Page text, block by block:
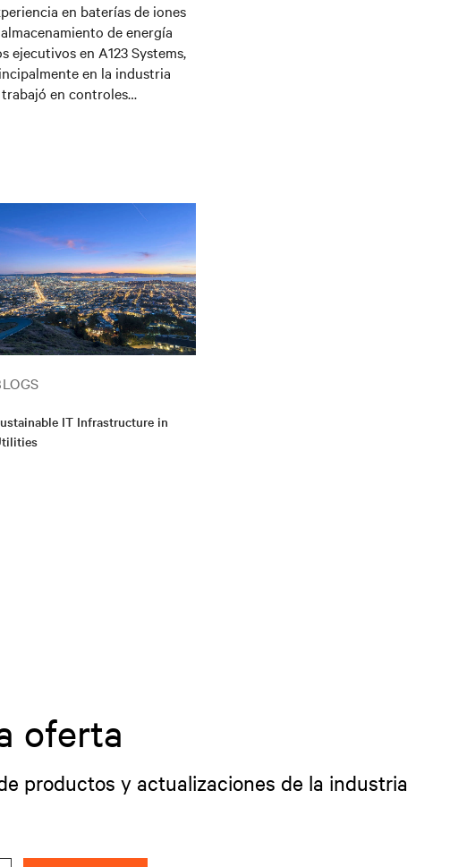
en baterías de iones
de energía
en A123 Systems,
en la industria
en controles
una maestría de la
IT Infrastructure in
oferta
productos y actualizaciones de la industria